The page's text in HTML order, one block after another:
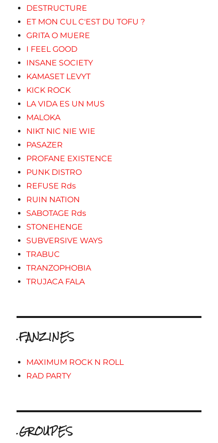
DESTRUCTURE
ET MON CUL C'EST DU TOFU ?
GRITA O MUERE
I FEEL GOOD
INSANE SOCIETY
KAMASET LEVYT
KICK ROCK
LA VIDA ES UN MUS
MALOKA
NIKT NIC NIE WIE
PASAZER
PROFANE EXISTENCE
PUNK DISTRO
REFUSE Rds
RUIN NATION
SABOTAGE Rds
STONEHENGE
SUBVERSIVE WAYS
TRABUC
TRANZOPHOBIA
TRUJACA FALA
.FANZINES
MAXIMUM ROCK N ROLL
RAD PARTY
.GROUPES